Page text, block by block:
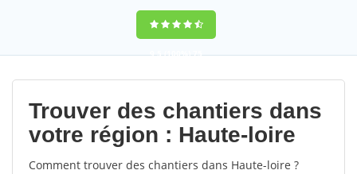
9,5(100%)75
votes
Trouver des chantiers dans
votre région : Haute-loire
Comment trouver des chantiers dans Haute-loire ?